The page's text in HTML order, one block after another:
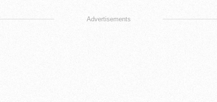
Advertisements